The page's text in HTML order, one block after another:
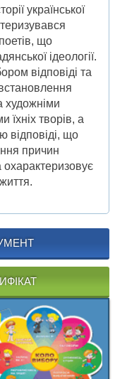
української
що
ідеології.
відповіді та
художніми
творів, а
відповіді, що
причин
охарактеризовує